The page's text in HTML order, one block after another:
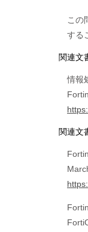
この
関連文
情報
関連文